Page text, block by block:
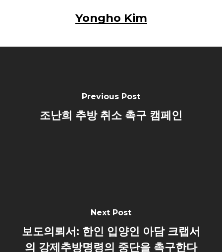
Yongho Kim
Previous Post
조난희 추방 취소 촉구 캠페인
Next Post
보도의뢰서: 한인 입양인 아담 크랩서
의 강제추방명령의 중단을 촉구한다